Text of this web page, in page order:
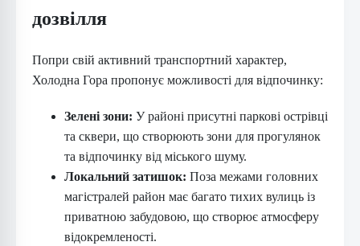
дозвілля
Попри свій активний транспортний характер,
Холодна Гора пропонує можливості для відпочинку:
Зелені зони: У районі присутні паркові острівці
та сквери, що створюють зони для прогулянок
та відпочинку від міського шуму.
Локальний затишок: Поза межами головних
магістралей район має багато тихих вулиць із
приватною забудовою, що створює атмосферу
відокремленості.